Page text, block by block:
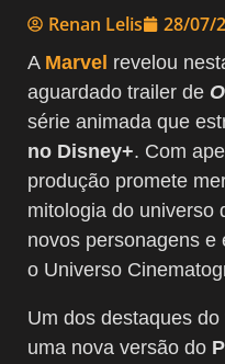
Renan Lelis 28/07/
A Marvel revelou
aguardado trailer de
série animada que
no Disney+. Com
produção promete
mitologia do universo
novos personagens e
o Universo
Um dos destaques
uma nova versão do